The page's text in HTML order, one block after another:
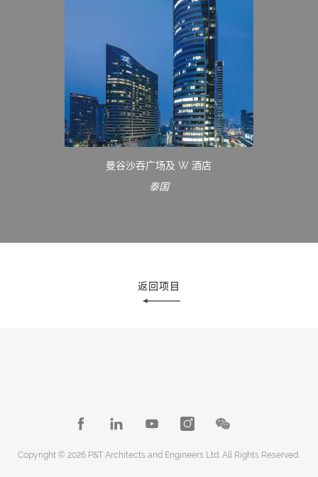
曼谷沙吞广场及 W 酒店
泰国
返回项目
Copyright © 2026 P&T Architects and Engineers Ltd. All Rights Reserved.